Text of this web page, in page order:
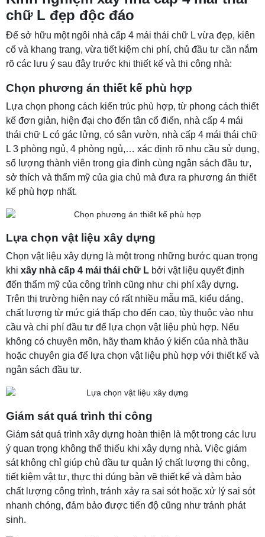
chữ L đẹp độc đáo
Để sở hữu một ngôi nhà cấp 4 mái thái chữ L vừa đẹp, kiên
cố và khang trang, vừa tiết kiệm chi phí, chủ đầu tư cần nắm
rõ các lưu ý sau đây trước khi thiết kế và thi công nhà:
Chọn phương án thiết kế phù hợp
Lựa chọn phong cách kiến trúc phù hợp, từ phong cách thiết
kế đơn giản, hiện đại cho đến tân cổ điển, nhà cấp 4 mái
thái chữ L có gác lửng, có sân vườn, nhà cấp 4 mái thái chữ
L 3 phòng ngủ, 4 phòng ngủ,… xác định rõ nhu cầu sử dụng,
số lượng thành viên trong gia đình cùng ngân sách đầu tư,
sở thích và thẩm mỹ của gia chủ mà đưa ra phương án thiết
kế phù hợp nhất.
Lựa chọn vật liệu xây dựng
Chọn vật liệu xây dựng là một trong những bước quan trọng
khi xây nhà cấp 4 mái thái chữ L bởi vật liệu quyết định
đến thẩm mỹ của công trình cũng như chi phí xây dựng.
Trên thị trường hiện nay có rất nhiều mẫu mã, kiểu dáng,
chất lượng từ mức giá thấp cho đến cao, tùy thuộc vào nhu
cầu và chi phí đầu tư để lựa chọn vật liệu phù hợp. Nếu
không có chuyên môn, hãy tham khảo ý kiến của nhà thầu
hoặc chuyên gia để lựa chọn vật liệu phù hợp với thiết kế và
ngân sách đầu tư.
Giám sát quá trình thi công
Giám sát quá trình xây dựng hoàn thiện là một trong các lưu
ý quan trọng không thể thiếu khi xây dựng nhà. Việc giám
sát không chỉ giúp chủ đầu tư quản lý chất lượng thi công,
tiết kiệm vật tư, thực thi đúng bản vẽ thiết kế và đảm bảo
chất lượng công trình, tránh xảy ra sai sót hoặc xử lý sai sót
nhanh chóng, đảm bảo được tiến độ cũng như tránh phát
sinh.